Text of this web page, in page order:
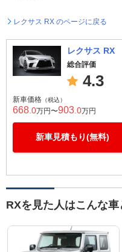
レクサス RX のページに戻る
レクサス RX
総合評価
4.3
新車価格 （税込）
668 .0万円〜903 .0万円
新車見積もり(無料)
RXを見た人はこんな